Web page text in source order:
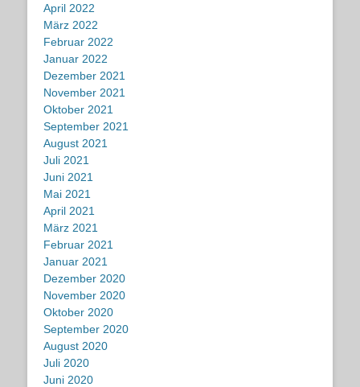
April 2022
März 2022
Februar 2022
Januar 2022
Dezember 2021
November 2021
Oktober 2021
September 2021
August 2021
Juli 2021
Juni 2021
Mai 2021
April 2021
März 2021
Februar 2021
Januar 2021
Dezember 2020
November 2020
Oktober 2020
September 2020
August 2020
Juli 2020
Juni 2020